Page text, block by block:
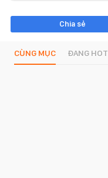
Chia sẻ
CÙNG MỤC ĐANG HOT